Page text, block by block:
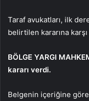
Taraf avukatları, ilk
belirtilen kararına
BÖLGE YARGI
kararı verdi.
Belgenin içeriğine